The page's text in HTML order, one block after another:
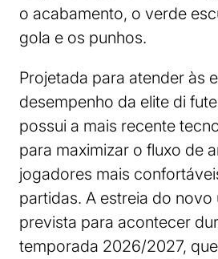
o acabamento, o verde
gola e os punhos.
Projetada para atender às
desempenho da elite di
possui a mais recente
para maximizar o fluxo de
jogadores mais
partidas. A estreia do novo
prevista para acontecer
temporada 2026/2027,